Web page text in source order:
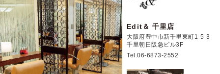
Edit＆ 千里店
大阪府豊中市新千里東町1-5-3
千里朝日阪急ビル3F
Tel.06-6873-2552